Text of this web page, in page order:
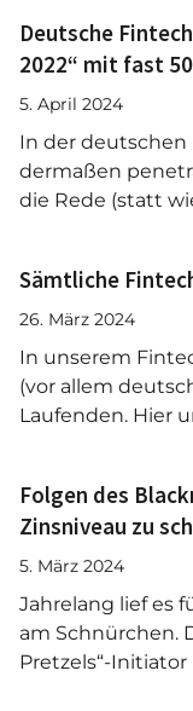
Deutsche
2022“ mit fast
5. April 2024
In der deutschen
dermaßen
die Rede (statt
Sämtliche
26. März 2024
In unserem
(vor allem
Laufenden. Hier
Folgen des
Zinsniveau zu
5. März 2024
Jahrelang lief es
am Schnürchen.
Pretzels“-Initiator